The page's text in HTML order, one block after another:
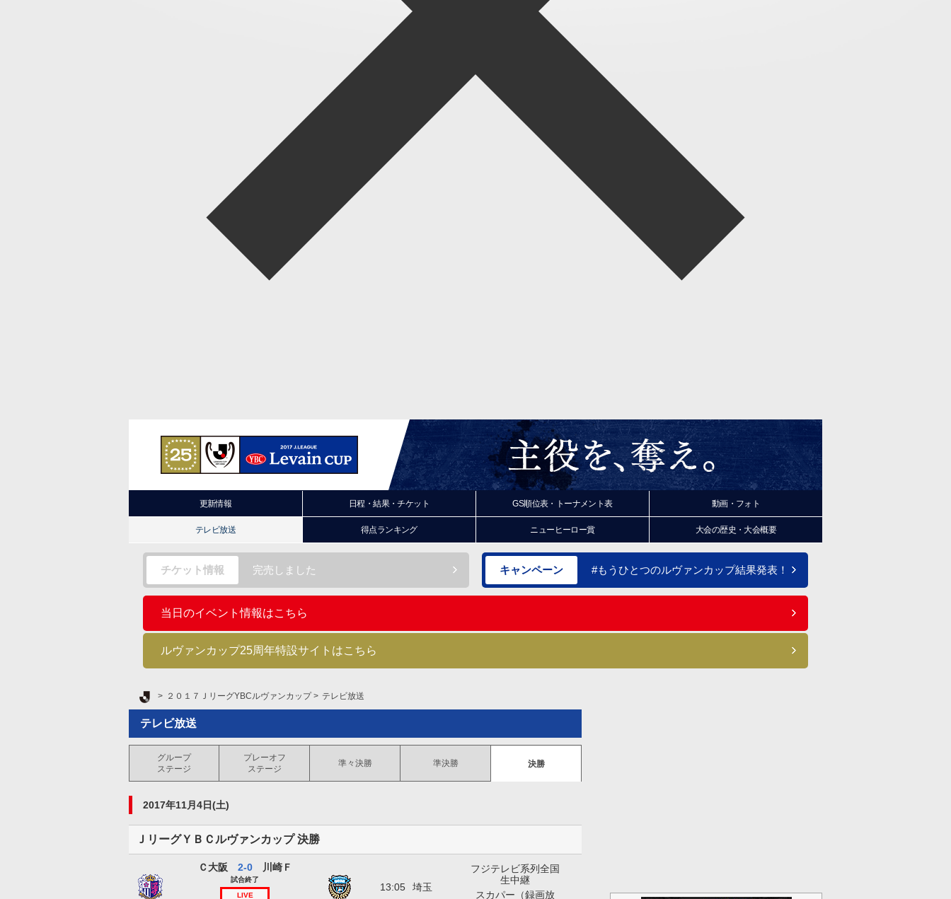
更新情報 日程・結果・チケット GS順位表・トーナメント表 動画・フォト
テレビ放送 得点ランキング ニューヒーロー賞 大会の歴史 ・大会概要
チケット情報 完売しました キャンペーン #もうひとつのルヴァンカップ結果発表！
当日のイベント情報はこちら
ルヴァンカップ25周年特設サイトはこちら
Ｊリーグ TOP
２０１７ＪリーグYBCルヴァンカップ テレビ放送
テレビ放送
グループ
ステージ
プレーオフ
ステージ
準々決勝 準決勝 決勝
2017年11月4日(土)
ＪリーグＹＢＣルヴァンカップ 決勝
Ｃ大阪 2-0 川崎Ｆ
試合終了
LIVE
13:05 埼玉
フジテレビ系列全国
生中継
スカパー（録画放